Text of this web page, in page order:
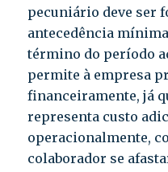
pecuniário deve ser
antecedência
término do período
permite à empresa
financeiramente, já
representa custo
operacionalmente,
colaborador se